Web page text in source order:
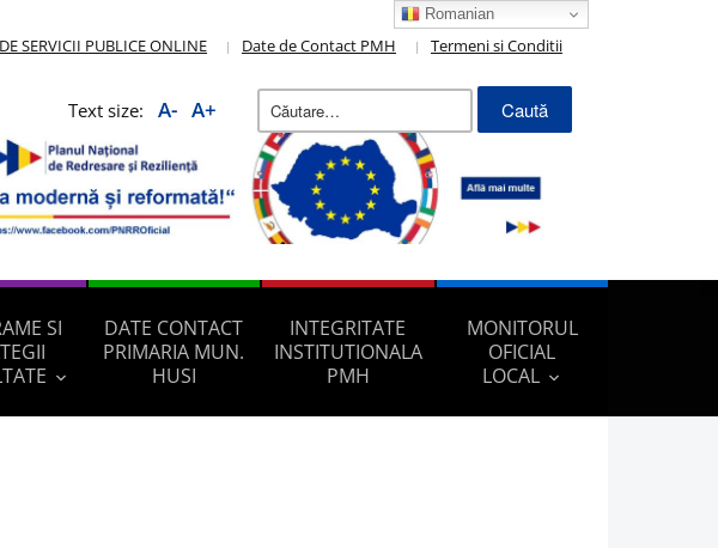
SERVICII PUBLICE ONLINE Date de Contact PMH Termeni si Conditii
Text size: A- A+
Caută
după:
SI
DATE CONTACT
PRIMARIA MUN.
HUSI
INTEGRITATE
INSTITUTIONALA
PMH
MONITORUL
OFICIAL
LOCAL
Romanian